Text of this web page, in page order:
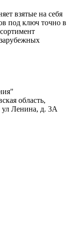
взятые на себя
под ключ точно в
область,
ул Ленина, д. 3А